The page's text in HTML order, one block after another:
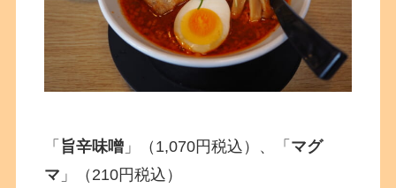
「 旨辛味噌 」（1,070円税込）、「 マグ
マ 」（210円税込）